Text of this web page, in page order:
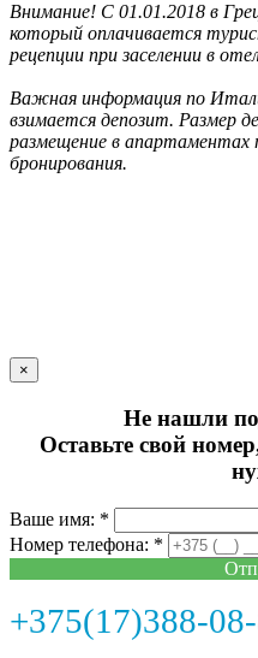
Внимание! С 01.01.2018 в
который оплачивается
рецепции при заселении в
Важная информация по
взимается депозит. Размер
размещение в апартаментах
бронирования.
×
Не нашли
Оставьте свой
Ваше имя: *
Номер телефона: *
+375(17)388-